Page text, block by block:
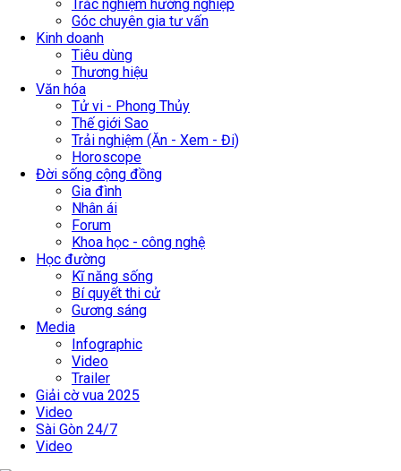
Trắc nghiệm hướng nghiệp
Góc chuyên gia tư vấn
Kinh doanh
Tiêu dùng
Thương hiệu
Văn hóa
Tử vi - Phong Thủy
Thế giới Sao
Trải nghiệm (Ăn - Xem - Đi)
Horoscope
Đời sống cộng đồng
Gia đình
Nhân ái
Forum
Khoa học - công nghệ
Học đường
Kĩ năng sống
Bí quyết thi cử
Gương sáng
Media
Infographic
Video
Trailer
Giải cờ vua 2025
Video
Sài Gòn 24/7
Video